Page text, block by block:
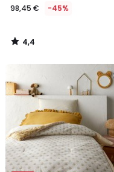
98,45 € -45%
4,4
/